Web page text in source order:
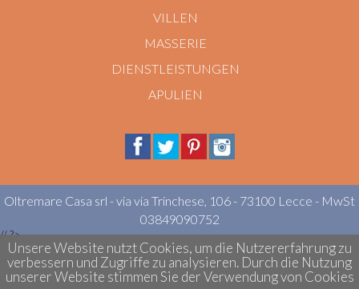
Unsere Website nutzt Cookies, um die Nutzererfahrung zu
verbessern und Zugriffe zu analysieren. Durch die Nutzung
unserer Website stimmen Sie der Verwendung von Cookies
VILLEN
MASSERIE
DIENSTLEISTUNGEN
APULIEN
Oltremare Casa srl - via via Trinchese, 106 - 73100 Lecce - MwSt
03849090752
//?>